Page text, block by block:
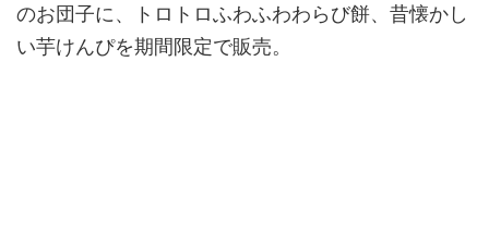
のお団子に、トロトロふわふわわらび餅、昔懐かし
い芋けんぴを期間限定で販売。